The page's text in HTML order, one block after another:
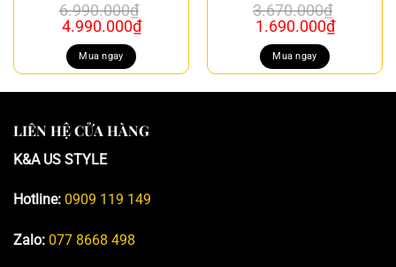
6.990.000₫
Giá
gốc
là:
6.990.000₫.
4.990.000₫Giá
là:
4.990.000₫.
Mua ngay
3.670.000₫
Giá
gốc
là:
3.670.000₫.
1.690.000₫Giá
là:
Mua ngay
LIÊN HỆ CỬA HÀNG
K&A US STYLE
Hotline: 0909 119 149
Zalo: 077 8668 498